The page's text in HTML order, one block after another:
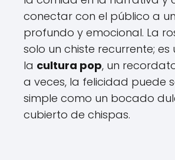
conectar con el público a
profundo y emocional. La
solo un chiste recurrente; es
la cultura pop, un
a veces, la felicidad puede
simple como un bocado
cubierto de chispas.